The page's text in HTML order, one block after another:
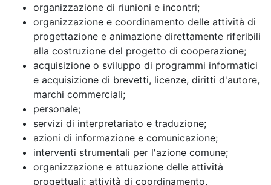
organizzazione di riunioni e incontri;
organizzazione e coordinamento delle attività di
progettazione e animazione direttamente riferibili
alla costruzione del progetto di cooperazione;
acquisizione o sviluppo di programmi informatici
e acquisizione di brevetti, licenze, diritti d'autore,
marchi commerciali;
personale;
servizi di interpretariato e traduzione;
azioni di informazione e comunicazione;
interventi strumentali per l'azione comune;
organizzazione e attuazione delle attività
progettuali; attività di coordinamento,